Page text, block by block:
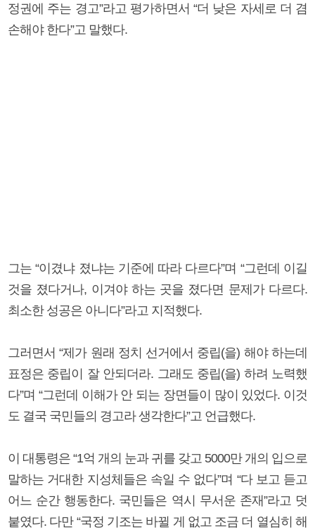
정권에 주는 경고”라고 평가하면서 “더 낮은 자세로 더 겸
손해야 한다”고 말했다.
그는 “이겼냐 졌냐는 기준에 따라 다르다”며 “그런데 이길
것을 졌다거나, 이겨야 하는 곳을 졌다면 문제가 다르다.
최소한 성공은 아니다”라고 지적했다.
그러면서 “제가 원래 정치 선거에서 중립(을) 해야 하는데
표정은 중립이 잘 안되더라. 그래도 중립(을) 하려 노력했
다”며 “그런데 이해가 안 되는 장면들이 많이 있었다. 이것
도 결국 국민들의 경고라 생각한다”고 언급했다.
이 대통령은 “1억 개의 눈과 귀를 갖고 5000만 개의 입으로
말하는 거대한 지성체들은 속일 수 없다”며 “다 보고 듣고
어느 순간 행동한다. 국민들은 역시 무서운 존재”라고 덧
붙였다. 다만 “국정 기조는 바뀔 게 없고 조금 더 열심히 해